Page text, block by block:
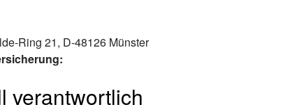
Ring 21, D-48126 Münster
verantwortlich